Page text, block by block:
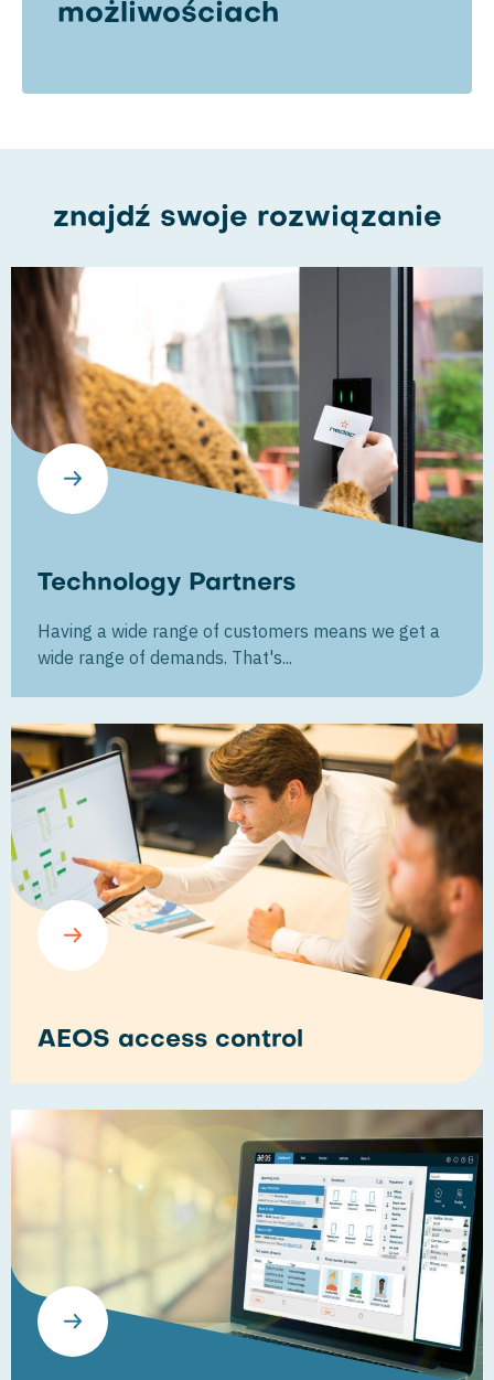
możliwościach
znajdź swoje rozwiązanie
Technology Partners
Having a wide range of customers means we get a
wide range of demands. That's...
AEOS access control